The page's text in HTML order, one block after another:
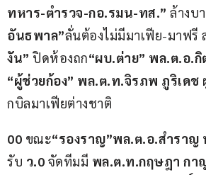
ทหาร-ตำรวจ-กอ.รมน-ทส.” ล้างบ
อันธพาล”ลั่นต้องไม่มีมาเฟีย-มาฟรี
งัน” ปิดห้องถก“ผบ.ต่าย” พล.ต.อ.
“ผู้ช่วยก้อง” พล.ต.ท.จิรภพ ภูริเดช
กบิลมาเฟียต่างชาติ
00 ขณะ“รองราญ”พล.ต.อ.สำราญ
รับ ว.0 จัดทีมมี พล.ต.ท.กฤษฎา กา